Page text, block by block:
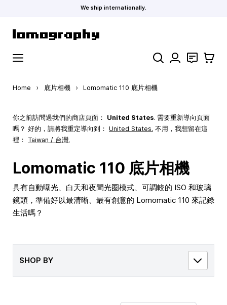
We ship internationally.
Search 聯絡 購物車
Home › 底片相機 › Lomomatic 110 底片相機
你之前訪問過我們的商店頁面： United States. 需要重新導向頁面
嗎？ 好的，請將我重定導向到： United States. 不用，我想留在這
裡： Taiwan / 台灣.
Lomomatic 110 底片相機
具有自動曝光、白天和夜間光圈模式、可調較的 ISO 和玻璃
鏡頭，準備好以最清晰、最有創意的 Lomomatic 110 來記錄
生活嗎？
SHOP BY